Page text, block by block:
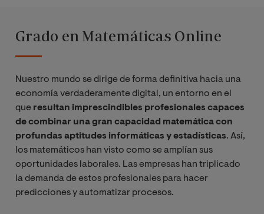
Grado en Matemáticas Online
Nuestro mundo se dirige de forma definitiva hacia una
economía verdaderamente digital, un entorno en el
que resultan imprescindibles profesionales capaces
de combinar una gran capacidad matemática con
profundas aptitudes informáticas y estadísticas. Así,
los matemáticos han visto como se amplían sus
oportunidades laborales. Las empresas han triplicado
la demanda de estos profesionales para hacer
predicciones y automatizar procesos.